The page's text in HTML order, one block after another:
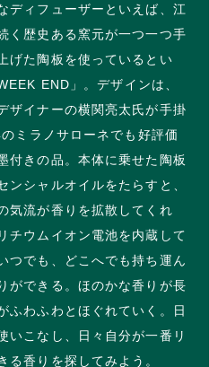
ディフューザーといえば、江
く歴史ある窯元が一つ一つ手
げた陶板を使っているとい
END」。デザインは、
ザイナーの横関亮太氏が手掛
ミラノサローネでも好評価
付きの品。本体に乗せた陶板
ンシャルオイルをたらすと、
気流が香りを拡散してくれ
チウムイオン電池を内蔵して
つでも、どこへでも持ち運ん
ができる。ほのかな香りが長
ふわふわとほぐれていく。日
いこなし、日々自分が一番リ
る香りを探してみよう。